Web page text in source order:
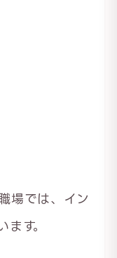
場では、イン
す。